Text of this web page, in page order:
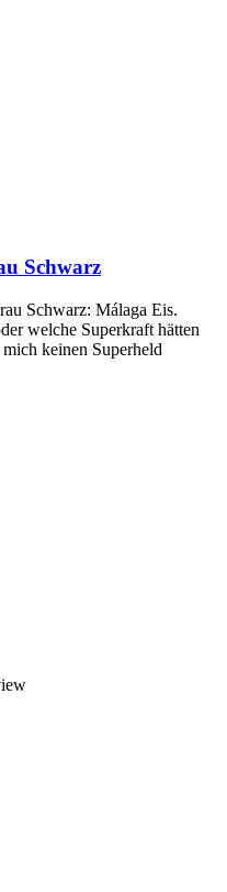
Schwarz
Schwarz: Málaga Eis.
welche Superkraft hätten
keinen Superheld